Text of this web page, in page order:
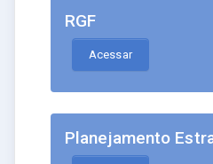
RGF
Acessar
Planejamento